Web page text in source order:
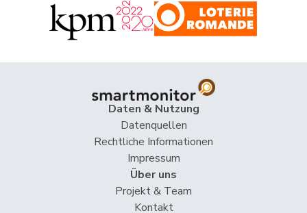
Daten & Nutzung
Datenquellen
Rechtliche Informationen
Impressum
Über uns
Projekt & Team
Kontakt